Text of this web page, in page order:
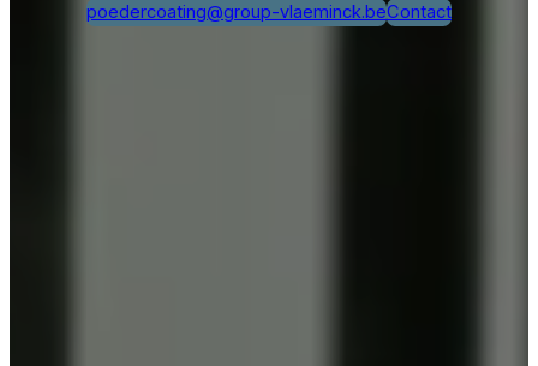
poedercoating@group-vlaeminck.beContact